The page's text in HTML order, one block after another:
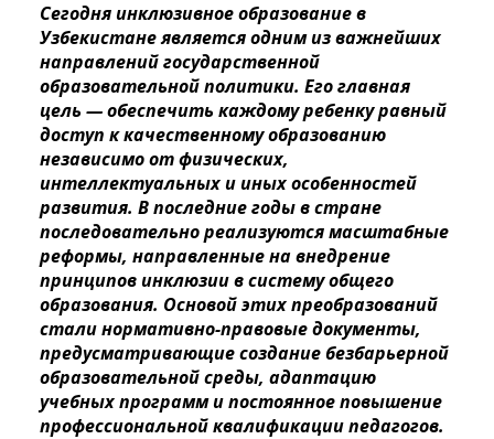
Сегодня инклюзивное образование в
Узбекистане является одним из важнейших
направлений государственной
образовательной политики. Его главная
цель — обеспечить каждому ребенку равный
доступ к качественному образованию
независимо от физических,
интеллектуальных и иных особенностей
развития. В последние годы в стране
последовательно реализуются масштабные
реформы, направленные на внедрение
принципов инклюзии в систему общего
образования. Основой этих преобразований
стали нормативно-правовые документы,
предусматривающие создание безбарьерной
образовательной среды, адаптацию
учебных программ и постоянное повышение
профессиональной квалификации педагогов.